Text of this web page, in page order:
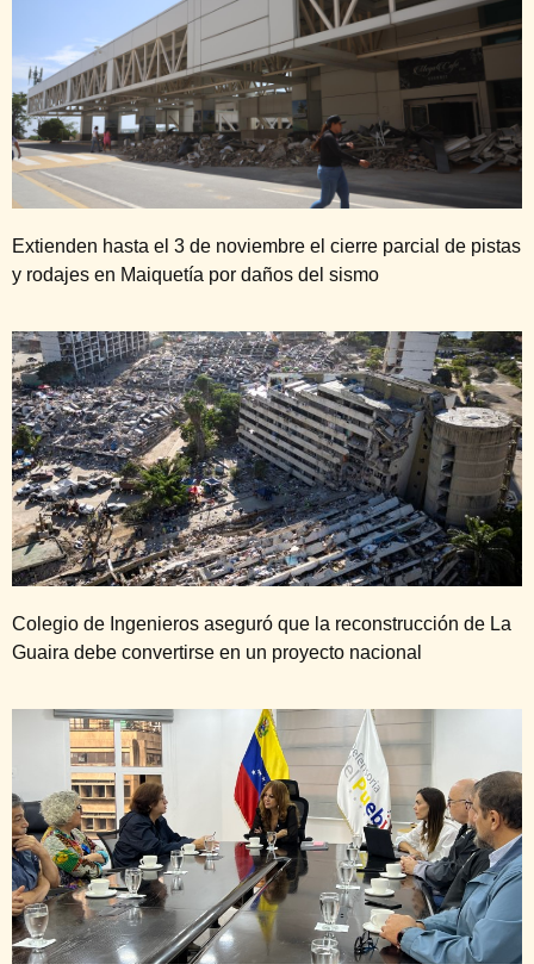
Extienden hasta el 3 de noviembre el cierre parcial de pistas
y rodajes en Maiquetía por daños del sismo
Colegio de Ingenieros aseguró que la reconstrucción de La
Guaira debe convertirse en un proyecto nacional